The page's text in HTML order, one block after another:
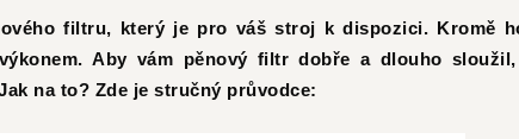
filtru, který je pro váš stroj k dispozici. Kromě
Aby vám pěnový filtr dobře a dlouho
na to? Zde je stručný průvodce: